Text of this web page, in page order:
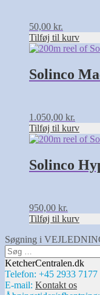
50,00 kr.
Tilføj til kurv
Solinco
1.050,00 kr.
Tilføj til kurv
Solinco
950,00 kr.
Tilføj til kurv
Søgning i
Søg
efter:
KetcherCentralen.dk
Telefon: +45 2933 7177
E-mail: Kontakt os